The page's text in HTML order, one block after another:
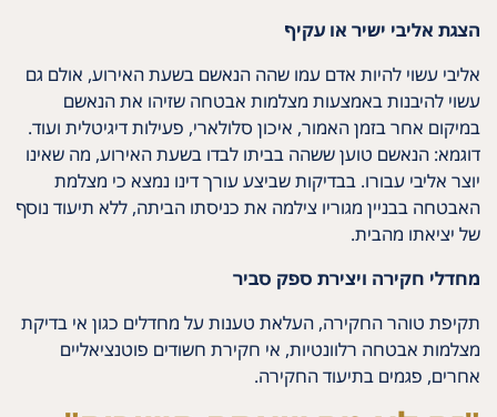
הצגת אליבי ישיר או עקיף
אליבי עשוי להיות אדם עמו שהה הנאשם בשעת האירוע, אולם גם
עשוי להיבנות באמצעות מצלמות אבטחה שזיהו את הנאשם
במיקום אחר בזמן האמור, איכון סלולארי, פעילות דיגיטלית ועוד.
דוגמא: הנאשם טוען ששהה בביתו לבדו בשעת האירוע, מה שאינו
יוצר אליבי עבורו. בבדיקות שביצע עורך דינו נמצא כי מצלמת
האבטחה בבניין מגוריו צילמה את כניסתו הביתה, ללא תיעוד נוסף
של יציאתו מהבית.
מחדלי חקירה ויצירת ספק סביר
תקיפת טוהר החקירה, העלאת טענות על מחדלים כגון אי בדיקת
מצלמות אבטחה רלוונטיות, אי חקירת חשודים פוטנציאליים
אחרים, פגמים בתיעוד החקירה.